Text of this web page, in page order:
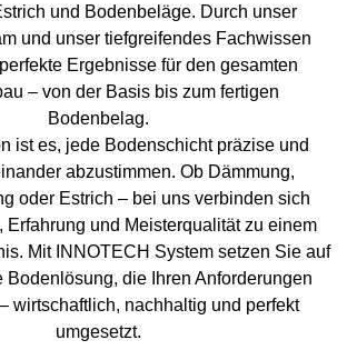
und Bodenbeläge. Durch unser
und unser tiefgreifendes Fachwissen
Ergebnisse für den gesamten
– von der Basis bis zum fertigen
Bodenbelag.
ist es, jede Bodenschicht präzise und
abzustimmen. Ob Dämmung,
oder Estrich – bei uns verbinden sich
Erfahrung und Meisterqualität zu einem
Mit INNOTECH System setzen Sie auf
Bodenlösung, die Ihren Anforderungen
wirtschaftlich, nachhaltig und perfekt
umgesetzt.